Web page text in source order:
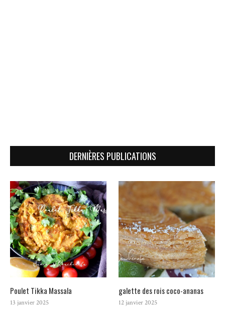
DERNIÈRES PUBLICATIONS
Poulet Tikka Massala
13 janvier 2025
galette des rois coco-ananas
12 janvier 2025